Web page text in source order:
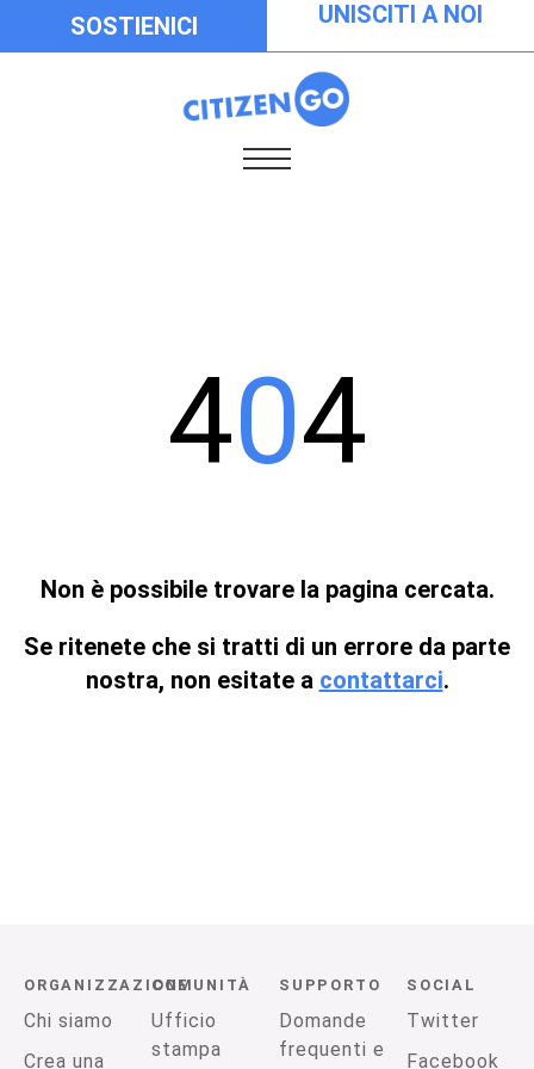
SOSTIENICI UNISCITI A NOI
404
Non è possibile trovare la pagina cercata.
Se ritenete che si tratti di un errore da parte
nostra, non esitate a contattarci.
ORGANIZZAZIONE
Chi siamo
Crea una
COMUNITÀ
Ufficio
stampa
SUPPORTO
Domande
frequenti e
SOCIAL
Twitter
Facebook